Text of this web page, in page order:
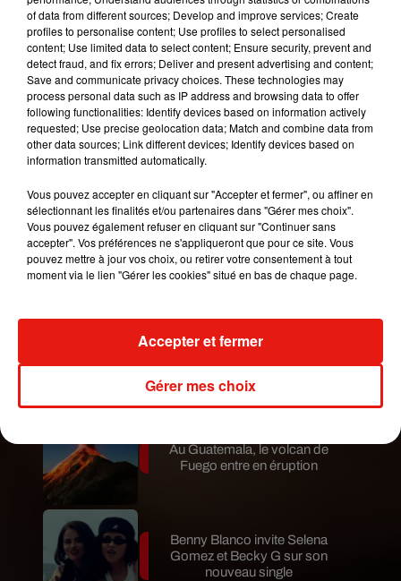
Publié : 17 mai 2018 à 14h50 par Aurélie Amcn
menti à tous, il n’y avait aucune raison de ne pas
rendre cette histoire publique ».
Mundo Latino
Au Guatemala, le volcan de
Fuego entre en éruption
Benny Blanco invite Selena
Gomez et Becky G sur son
nouveau single
of data from different sources; Develop and improve services; Create
profiles to personalise content; Use profiles to select personalised
content; Use limited data to select content; Ensure security, prevent and
detect fraud, and fix errors; Deliver and present advertising and content;
Save and communicate privacy choices. These technologies may
process personal data such as IP address and browsing data to offer
following functionalities: Identify devices based on information actively
requested; Use precise geolocation data; Match and combine data from
other data sources; Link different devices; Identify devices based on
information transmitted automatically.
Vous pouvez accepter en cliquant sur "Accepter et fermer", ou affiner en
sélectionnant les finalités et/ou partenaires dans "Gérer mes choix".
Vous pouvez également refuser en cliquant sur "Continuer sans
accepter". Vos préférences ne s'appliqueront que pour ce site. Vous
pouvez mettre à jour vos choix, ou retirer votre consentement à tout
moment via le lien "Gérer les cookies" situé en bas de chaque page.
Gérer mes choix
Accepter et fermer